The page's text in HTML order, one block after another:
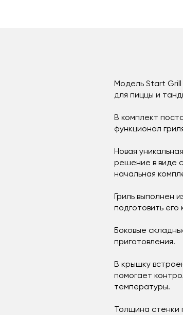
Модель Start Grill
для пиццы и
В комплект
функционал
Новая
решение в виде
начальная
Гриль выполнен
подготовить
Боковые
приготовления.
В крышку
помогает
температуры.
Толщина стенки